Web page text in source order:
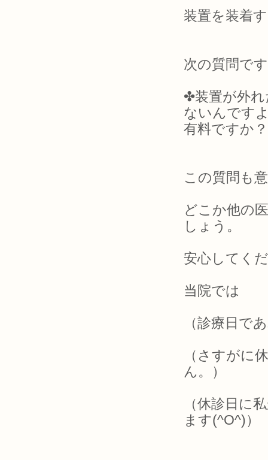
装置を装着
次の質問で
✤装置が外
ないんです
有料ですか？
この質問も
どこか他の
しょう。
安心してく
当院では
（診療日で
（さすがに
ん。）
（休診日に
ます(^O^)）